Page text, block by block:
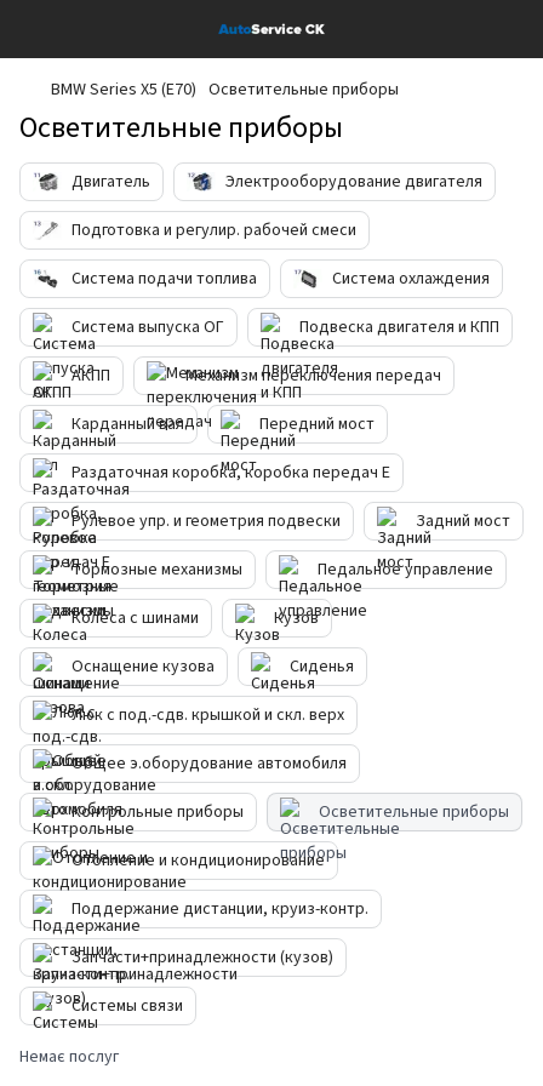
BMW Series X5 (E70) Осветительные приборы
Осветительные приборы
Двигатель
Электрооборудование двигателя
Подготовка и регулир. рабочей смеси
Система подачи топлива
Система охлаждения
Система выпуска ОГ
Подвеска двигателя и КПП
АКПП
Механизм переключения передач
Карданный вал
Передний мост
Раздаточная коробка, коробка передач E
Рулевое упр. и геометрия подвески
Задний мост
Тормозные механизмы
Педальное управление
Колеса с шинами
Кузов
Оснащение кузова
Сиденья
Люк с под.-сдв. крышкой и скл. верх
Общее э.оборудование автомобиля
Контрольные приборы
Осветительные приборы
Отопление и кондиционирование
Поддержание дистанции, круиз-контр.
Запчасти+принадлежности (кузов)
Системы связи
Немає послуг